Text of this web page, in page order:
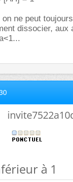
ne peut
dissocier, aux
à 1